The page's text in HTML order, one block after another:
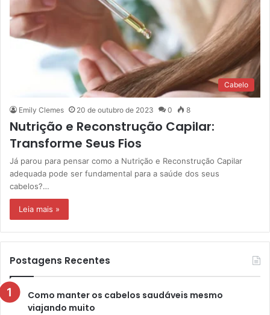
Cabelo
Emily Clemes 20 de outubro de 2023 0 8
Nutrição e Reconstrução Capilar:
Transforme Seus Fios
Já parou para pensar como a Nutrição e Reconstrução Capilar
adequada pode ser fundamental para a saúde dos seus
cabelos?…
Leia mais »
Postagens Recentes
Como manter os cabelos saudáveis mesmo
viajando muito